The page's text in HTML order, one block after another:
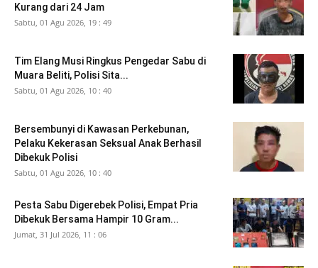
Kurang dari 24 Jam
Sabtu, 01 Agu 2026, 19 : 49
Tim Elang Musi Ringkus Pengedar Sabu di
Muara Beliti, Polisi Sita...
Sabtu, 01 Agu 2026, 10 : 40
Bersembunyi di Kawasan Perkebunan,
Pelaku Kekerasan Seksual Anak Berhasil
Dibekuk Polisi
Sabtu, 01 Agu 2026, 10 : 40
Pesta Sabu Digerebek Polisi, Empat Pria
Dibekuk Bersama Hampir 10 Gram...
Jumat, 31 Jul 2026, 11 : 06